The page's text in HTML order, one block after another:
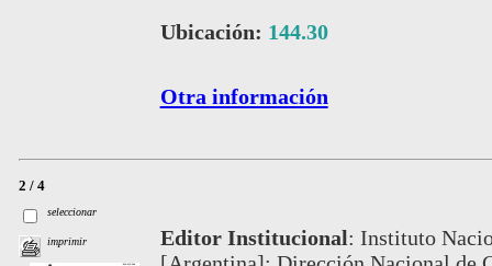
Ubicación: 144.30
Otra información
2 / 4
seleccionar
imprimir Editor Institucional: Instituto